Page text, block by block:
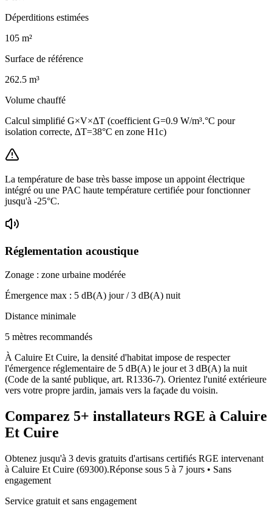
Déperditions estimées
105 m²
Surface de référence
262.5 m³
Volume chauffé
Calcul simplifié G×V×ΔT (coefficient G=0.9 W/m³.°C pour
isolation correcte, ΔT=38°C en zone H1c)
La température de base très basse impose un appoint électrique
intégré ou une PAC haute température certifiée pour fonctionner
jusqu'à -25°C.
Réglementation acoustique
Zonage : zone urbaine modérée
Émergence max : 5 dB(A) jour /3 dB(A) nuit
Distance minimale
5 mètres recommandés
À Caluire Et Cuire, la densité d'habitat impose de respecter
l'émergence réglementaire de 5 dB(A) le jour et 3 dB(A) la nuit
(Code de la santé publique, art. R1336-7). Orientez l'unité extérieure
vers votre propre jardin, jamais vers la façade du voisin.
Comparez 5+ installateurs RGE à Caluire
Et Cuire
Obtenez jusqu'à 3 devis gratuits d'artisans certifiés RGE intervenant
à Caluire Et Cuire (69300).Réponse sous 5 à 7 jours • Sans
engagement
Service gratuit et sans engagement